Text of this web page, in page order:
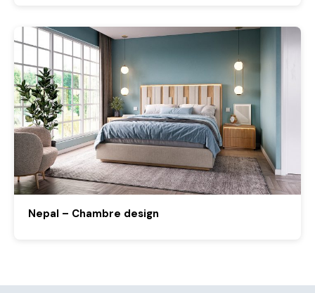
Nepal – Chambre design